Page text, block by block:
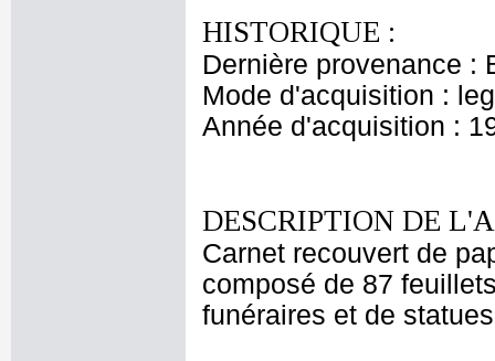
HISTORIQUE :
Dernière provenance :
Mode d'acquisition :
Année d'acquisition :
DESCRIPTION DE
Carnet recouvert de
composé de 87
funéraires et de